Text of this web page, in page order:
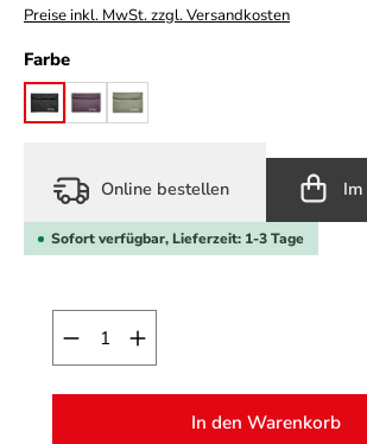
Preise inkl. MwSt. zzgl. Versandkosten
Farbeauswählen
blackmidnight plum
olive
Online bestellen Im
Sofort verfügbar, Lieferzeit: 1-3 Tage
Produkt Anzahl: Gib den
In den Warenkorb